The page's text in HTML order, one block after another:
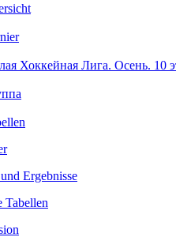
Хоккейная Лига. Осень. 10
Ergebnisse
Tabellen